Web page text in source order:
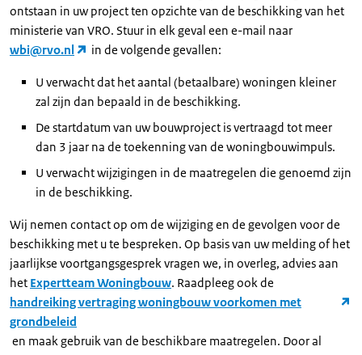
ontstaan in uw project ten opzichte van de beschikking van het
ministerie van VRO. Stuur in elk geval een e-mail naar
wbi@rvo.nl
in de volgende gevallen:
U verwacht dat het aantal (betaalbare) woningen kleiner
zal zijn dan bepaald in de beschikking.
De startdatum van uw bouwproject is vertraagd tot meer
dan 3 jaar na de toekenning van de woningbouwimpuls.
U verwacht wijzigingen in de maatregelen die genoemd zijn
in de beschikking.
Wij nemen contact op om de wijziging en de gevolgen voor de
beschikking met u te bespreken. Op basis van uw melding of het
jaarlijkse voortgangsgesprek vragen we, in overleg, advies aan
het Expertteam Woningbouw. Raadpleeg ook de
handreiking vertraging woningbouw voorkomen met
grondbeleid
en maak gebruik van de beschikbare maatregelen. Door al